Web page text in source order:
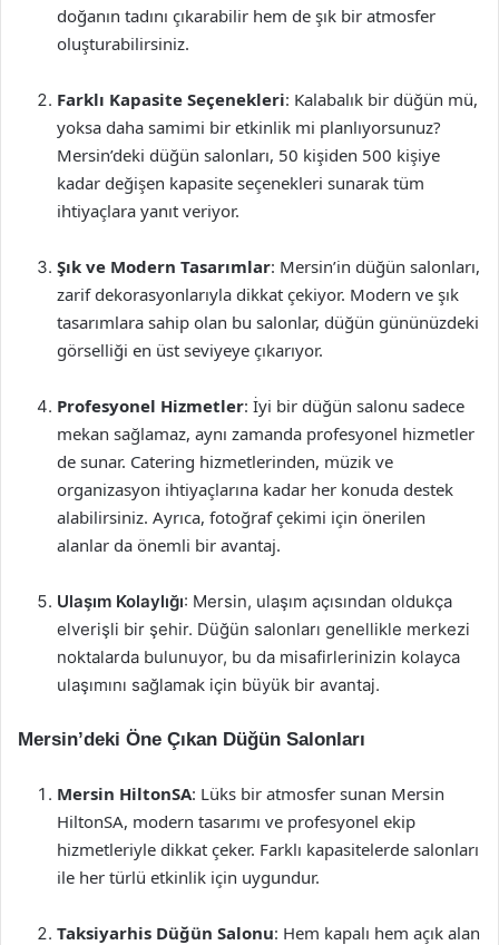
doğanın tadını çıkarabilir hem de şık bir atmosfer
oluşturabilirsiniz.
Farklı Kapasite Seçenekleri: Kalabalık bir düğün mü,
yoksa daha samimi bir etkinlik mi planlıyorsunuz?
Mersin’deki düğün salonları, 50 kişiden 500 kişiye
kadar değişen kapasite seçenekleri sunarak tüm
ihtiyaçlara yanıt veriyor.
Şık ve Modern Tasarımlar: Mersin’in düğün salonları,
zarif dekorasyonlarıyla dikkat çekiyor. Modern ve şık
tasarımlara sahip olan bu salonlar, düğün gününüzdeki
görselliği en üst seviyeye çıkarıyor.
Profesyonel Hizmetler: İyi bir düğün salonu sadece
mekan sağlamaz, aynı zamanda profesyonel hizmetler
de sunar. Catering hizmetlerinden, müzik ve
organizasyon ihtiyaçlarına kadar her konuda destek
alabilirsiniz. Ayrıca, fotoğraf çekimi için önerilen
alanlar da önemli bir avantaj.
Ulaşım Kolaylığı: Mersin, ulaşım açısından oldukça
elverişli bir şehir. Düğün salonları genellikle merkezi
noktalarda bulunuyor, bu da misafirlerinizin kolayca
ulaşımını sağlamak için büyük bir avantaj.
Mersin’deki Öne Çıkan Düğün Salonları
Mersin HiltonSA: Lüks bir atmosfer sunan Mersin
HiltonSA, modern tasarımı ve profesyonel ekip
hizmetleriyle dikkat çeker. Farklı kapasitelerde salonları
ile her türlü etkinlik için uygundur.
Taksiyarhis Düğün Salonu: Hem kapalı hem açık alan